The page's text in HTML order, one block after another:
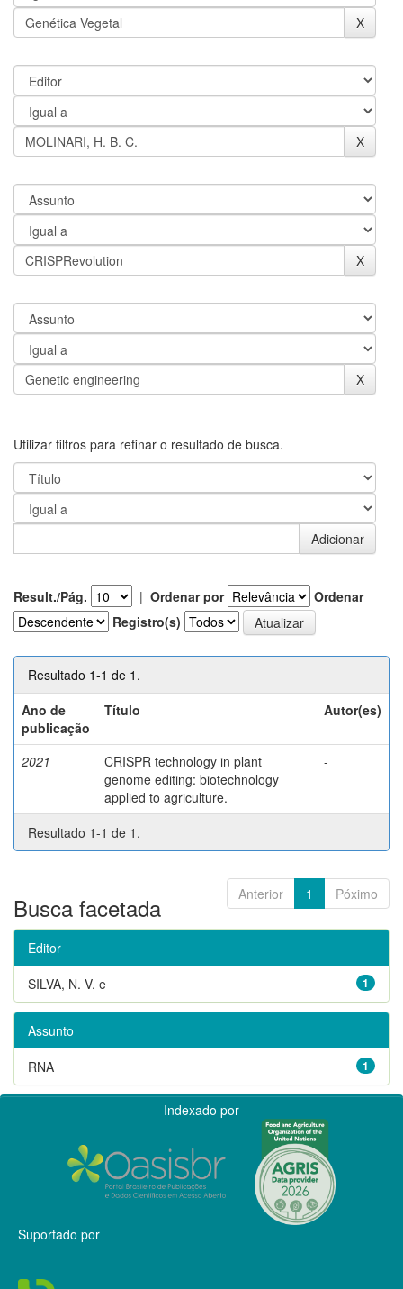
Utilizar filtros para refinar o resultado de busca.
Result./Pág. | Ordenar por
Ordenar
Registro(s)
Resultado 1-1 de 1.
Ano de
publicação
Título Autor(es)
2021
CRISPR technology in plant
genome editing: biotechnology
applied to agriculture.
-
Resultado 1-1 de 1.
Anterior 1 Póximo
Busca facetada
Editor
1
SILVA, N. V. e
Assunto
1
RNA
Indexado por
Suportado por